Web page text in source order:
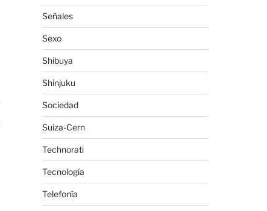
Señales
Sexo
Shibuya
Shinjuku
Sociedad
Suiza-Cern
Technorati
Tecnología
Telefonía